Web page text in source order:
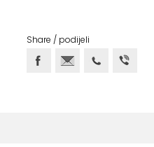
Share / podijeli